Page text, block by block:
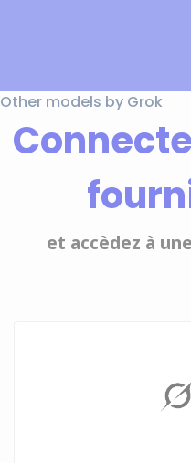
Other models by Grok
et accèdez à